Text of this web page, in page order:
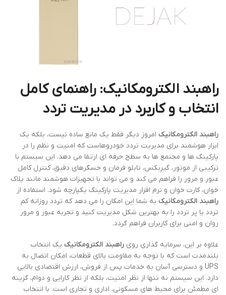
راهبند الکترومکانیک: راهنمای کامل
انتخاب و کاربرد در مدیریت تردد
راهبند الکترومکانیک امروز دیگر فقط یک مانع ساده نیست، بلکه یک
ابزار هوشمند برای مدیریت تردد خودروهاست که امنیت و نظم را در
پارکینگ ها و مجتمع ها به سطح حرفه ای ارتقا می دهد. این سیستم با
ترکیبی از موتور، گیربکس، تابلو فرمان و حسگرهای دقیق، کنترل کامل
عبور و مرور را فراهم می کند و می تواند با تجهیزات هوشمند مانند پلاک
خوان، کارت خوان و نرم افزار مدیریت پارکینگ یکپارچه شود. استفاده از
راهبند الکترومکانیک به شما این امکان را می دهد که تردد روزانه کم
تردد یا پر تردد را به بهترین شکل مدیریت کنید و تجربه عبور و مرور
روان و امنی برای کاربران فراهم گردد.
علاوه بر این، سرمایه گذاری روی راهبند الکترومکانیک یک انتخاب
بلندمدت است که با توجه به مقاومت بالای قطعات، امکان اتصال به
UPS و دسترسی آسان به خدمات پس از فروش، ارزش اقتصادی بالایی
دارد. این سیستم نه تنها از نظر امنیت، بلکه از نظر کارایی و دوام، گزینه
ای مطمئن برای محیط های مسکونی، اداری و تجاری است. با انتخاب